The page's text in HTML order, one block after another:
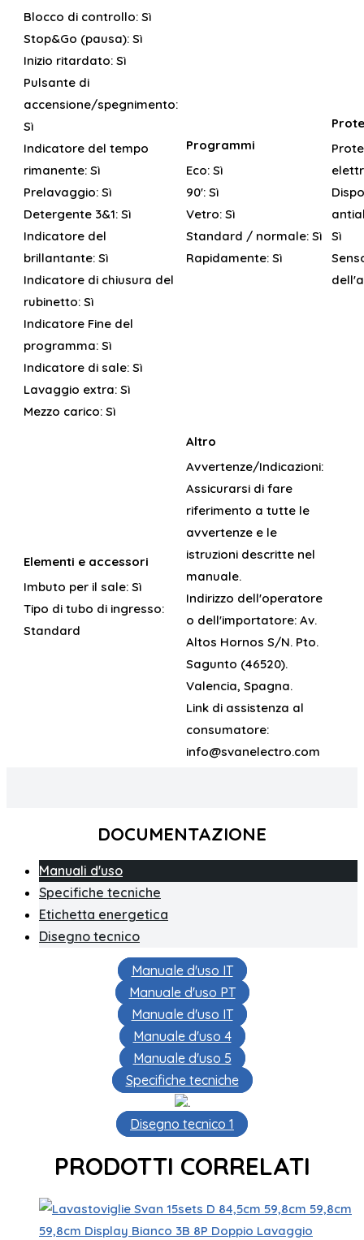
Blocco di controllo: Sì
Stop&Go (pausa): Sì
Inizio ritardato: Sì
Pulsante di
accensione/spegnimento:
Sì
Indicatore del tempo
rimanente: Sì
Prelavaggio: Sì
Detergente 3&1: Sì
Indicatore del
brillantante: Sì
Indicatore di chiusura del
rubinetto: Sì
Indicatore Fine del
programma: Sì
Indicatore di sale: Sì
Lavaggio extra: Sì
Mezzo carico: Sì
Programmi
Eco: Sì
90': Sì
Vetro: Sì
Standard / normale: Sì
Rapidamente: Sì
Sì
Elementi e accessori
Imbuto per il sale: Sì
Tipo di tubo di ingresso:
Standard
Altro
Avvertenze/Indicazioni:
Assicurarsi di fare
riferimento a tutte le
avvertenze e le
istruzioni descritte nel
manuale.
Indirizzo dell'operatore
o dell'importatore: Av.
Altos Hornos S/N. Pto.
Sagunto (46520).
Valencia, Spagna.
Link di assistenza al
consumatore:
info@svanelectro.com
DOCUMENTAZIONE
Manuali d'uso
Specifiche tecniche
Etichetta energetica
Disegno tecnico
Manuale d'uso IT
Manuale d'uso PT
Manuale d'uso IT
Manuale d'uso 4
Manuale d'uso 5
Specifiche tecniche
.
Disegno tecnico 1
PRODOTTI CORRELATI